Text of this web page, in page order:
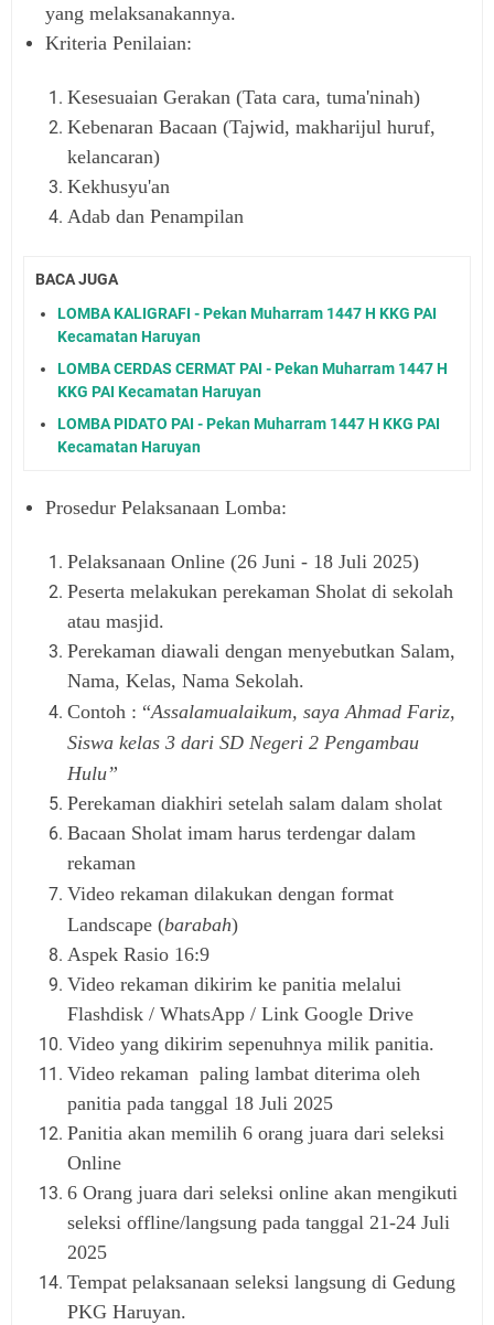
yang melaksanakannya.
Kriteria Penilaian:
Kesesuaian Gerakan (Tata cara, tuma'ninah)
Kebenaran Bacaan (Tajwid, makharijul huruf,
kelancaran)
Kekhusyu'an
Adab dan Penampilan
BACA JUGA
LOMBA KALIGRAFI - Pekan Muharram 1447 H KKG PAI
Kecamatan Haruyan
LOMBA CERDAS CERMAT PAI - Pekan Muharram 1447 H
KKG PAI Kecamatan Haruyan
LOMBA PIDATO PAI - Pekan Muharram 1447 H KKG PAI
Kecamatan Haruyan
Prosedur Pelaksanaan Lomba:
Pelaksanaan Online (26 Juni - 18 Juli 2025)
Peserta melakukan perekaman Sholat di sekolah
atau masjid.
Perekaman diawali dengan menyebutkan Salam,
Nama, Kelas, Nama Sekolah.
Contoh : “Assalamualaikum, saya Ahmad Fariz,
Siswa kelas 3 dari SD Negeri 2 Pengambau
Hulu”
Perekaman diakhiri setelah salam dalam sholat
Bacaan Sholat imam harus terdengar dalam
rekaman
Video rekaman dilakukan dengan format
Landscape (barabah)
Aspek Rasio 16:9
Video rekaman dikirim ke panitia melalui
Flashdisk / WhatsApp / Link Google Drive
Video yang dikirim sepenuhnya milik panitia.
Video rekaman paling lambat diterima oleh
panitia pada tanggal 18 Juli 2025
Panitia akan memilih 6 orang juara dari seleksi
Online
6 Orang juara dari seleksi online akan mengikuti
seleksi offline/langsung pada tanggal 21-24 Juli
2025
Tempat pelaksanaan seleksi langsung di Gedung
PKG Haruyan.